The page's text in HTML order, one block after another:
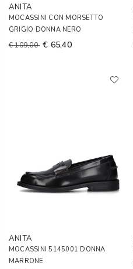
ANITA
MOCASSINI CON MORSETTO
GRIGIO DONNA NERO
€ 109,00 € 65,40
ANITA
MOCASSINI 5145001 DONNA
MARRONE